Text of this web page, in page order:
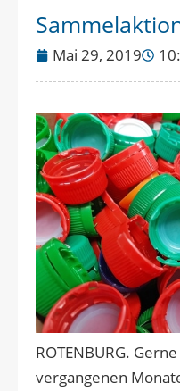
Mai 29, 2019
ROTENBURG.
vergangenen